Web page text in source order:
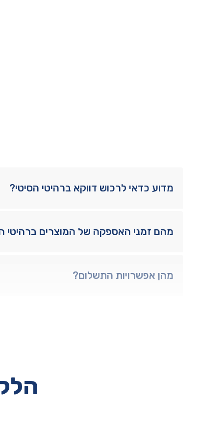
מדוע כדאי לרכוש דווקא ברהיטי הסיטי?
מהם זמני האספקה של המוצרים ברהיטי
מהן אפשרויות התשלום?